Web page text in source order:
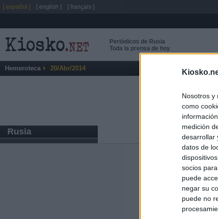
Nosotros y
como
medición
desarrollar
datos de
socios
puede
negar su
puede no
Periódicos de Rusia
Toda la prensa de hoy
Hemeroteca 20/Abr/2014
Rusia
Últimas
El consejero
que Madrid
El Gobierno
[ español ] [ english ] [ français ]